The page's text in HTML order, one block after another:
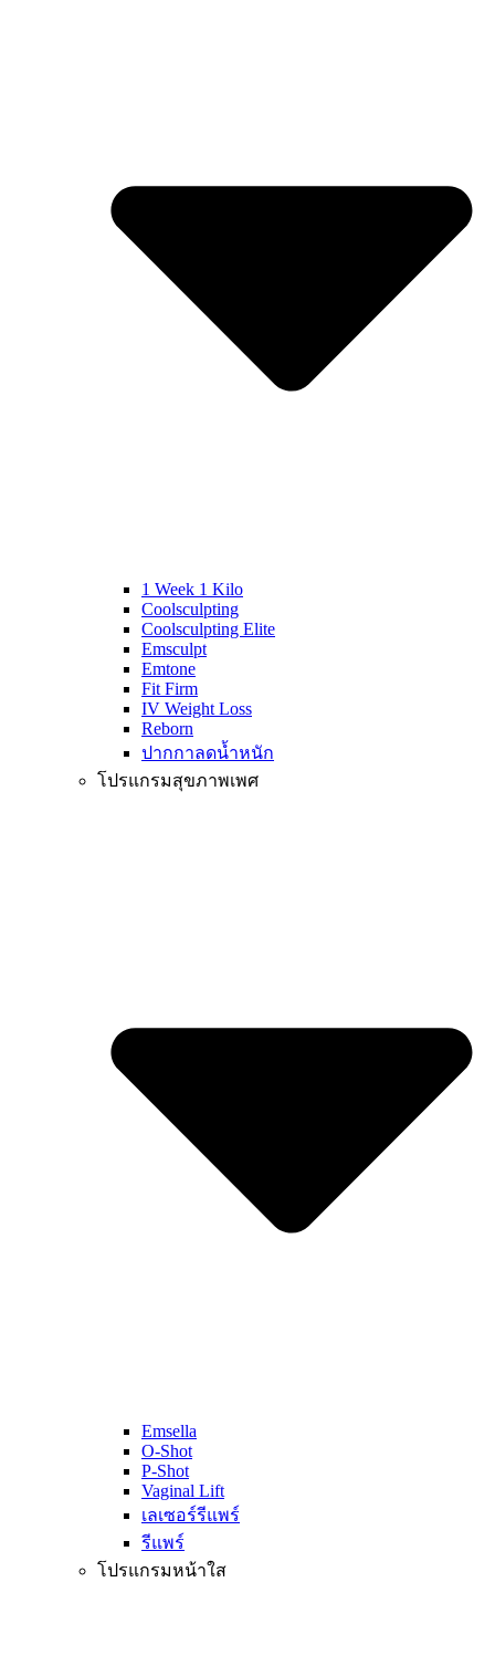
1 Week 1 Kilo
Coolsculpting
Coolsculpting Elite
Emsculpt
Emtone
Fit Firm
IV Weight Loss
Reborn
ปากกาลดน้ำหนัก
โปรแกรมสุขภาพเพศ
Emsella
O-Shot
P-Shot
Vaginal Lift
เลเซอร์รีแพร์
รีแพร์
โปรแกรมหน้าใส